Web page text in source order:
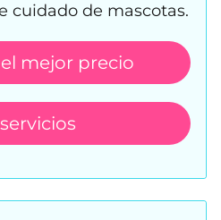
cuidado de mascotas.
mejor precio